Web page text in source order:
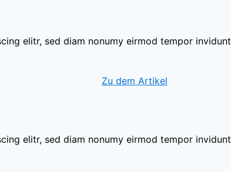
elitr, sed diam nonumy eirmod tempor
Zu dem Artikel
elitr, sed diam nonumy eirmod tempor